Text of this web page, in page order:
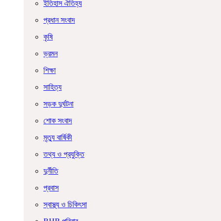
ইতিহাস ঐতিহ্য
প্রধান সংবাদ
কৃষি
ভ্রমন
শিক্ষা
সাহিত্য
সড়ক দুর্ঘটনা
শোক সংবাদ
মৃত্যু বার্ষিকী
তথ্য ও প্রযুক্তি
দুর্নীতি
প্রবাস
স্বাস্থ্য ও চিকিৎসা